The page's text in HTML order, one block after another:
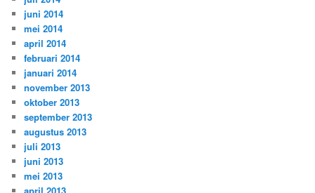
juni 2014
mei 2014
april 2014
februari 2014
januari 2014
november 2013
oktober 2013
september 2013
augustus 2013
juli 2013
juni 2013
mei 2013
april 2013